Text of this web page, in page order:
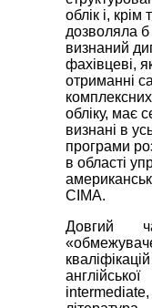
облік і,
дозволяла
визнаний
фахівцеві,
отриманні
обліку, має
визнані в
програми
в області
CIMA.
Довгий